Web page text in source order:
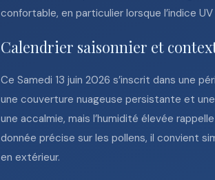
confortable, en particulier lorsque l’indice
Calendrier saisonnier et
Ce Samedi 13 juin 2026 s’inscrit dans une
une couverture nuageuse persistante et
une accalmie, mais l’humidité élevée
donnée précise sur les pollens, il convient
en extérieur.